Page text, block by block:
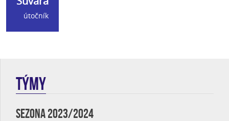
útočník
TÝMY
SEZONA 2023/2024